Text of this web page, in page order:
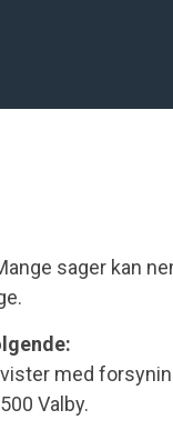
sager kan
med
Valby.